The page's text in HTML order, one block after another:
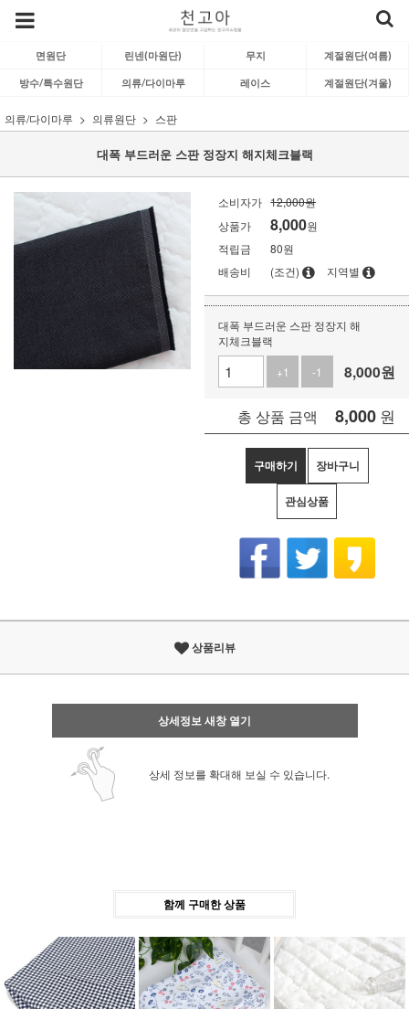
면원단 린넨(마원단) 무지 계절원단(여름)
방수/특수원단 의류/다이마루 레이스 계절원단(겨울)
의류/다이마루 의류원단 스판
대폭 부드러운 스판 정장지 해지체크블랙
소비자가 12,000원
상품가
8,000원
적립금
80원
배송비
(조건) 지역별
대폭 부드러운 스판 정장지 해
지체크블랙
+1
-1 8,000원
총 상품 금액 8,000 원
구매하기 장바구니
관심상품
상품리뷰
상세정보 새창 열기
상세 정보를 확대해 보실 수 있습니다.
함께 구매한 상품